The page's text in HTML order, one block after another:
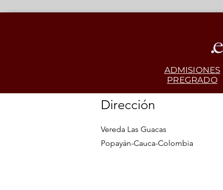
ADMISIONES
PREGRADO
Dirección
Vereda Las Guacas
Popayán-Cauca-Colombia